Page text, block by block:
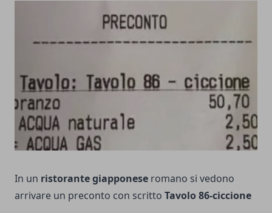
In un ristorante giapponese romano si vedono
arrivare un preconto con scritto Tavolo 86-ciccione